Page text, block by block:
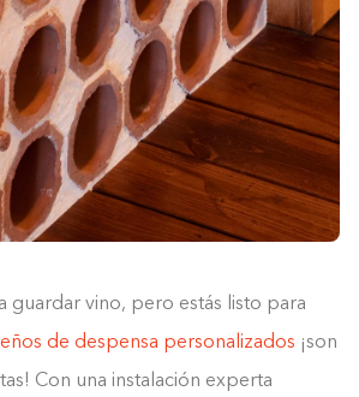
guardar vino, pero estás listo para
de despensa personalizados ¡son
Con una instalación experta